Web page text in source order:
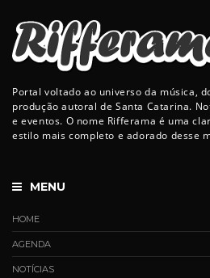
Portal voltado ao universo da música,
produção autoral de Santa Catarina.
e eventos. O nome Rifferama é uma
estilo mais completo e adorado desse
MENU
HOME
AGENDA
NOTÍCIAS